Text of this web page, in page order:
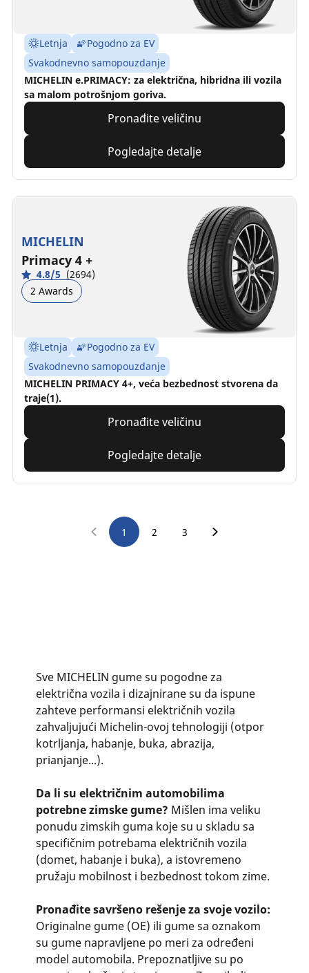
Letnja
Pogodno za EV
Svakodnevno samopouzdanje
MICHELIN e.PRIMACY: za električna, hibridna ili vozila
sa malom potrošnjom goriva.
Pronađite veličinu
Pogledajte detalje
MICHELIN
Primacy 4 +
4.8/5 (2694)
2 Awards
Letnja
Pogodno za EV
Svakodnevno samopouzdanje
MICHELIN PRIMACY 4+, veća bezbednost stvorena da
traje(1).
Pronađite veličinu
Pogledajte detalje
1 2 3
Sve MICHELIN gume su pogodne za
električna vozila i dizajnirane su da ispune
zahteve performansi električnih vozila
zahvaljujući Michelin-ovoj tehnologiji (otpor
kotrljanja, habanje, buka, abrazija,
prianjanje...).
Da li su električnim automobilima
potrebne zimske gume? Mišlen ima veliku
ponudu zimskih guma koje su u skladu sa
specifičnim potrebama električnih vozila
(domet, habanje i buka), a istovremeno
pružaju mobilnost i bezbednost tokom zime.
Pronađite savršeno rešenje za svoje vozilo:
Originalne gume (OE) ili gume sa oznakom
su gume napravljene po meri za određeni
model automobila. Prepoznatljive su po